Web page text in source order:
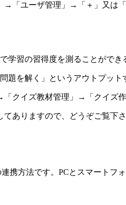
→「ユーザ管理」→「＋」又は
学習の習得度を測ることができ
を解く」というアウトプッ
クイズ教材管理」→「クイズ
ありますので、どうぞご覧下さ
携方法です。PCとスマート